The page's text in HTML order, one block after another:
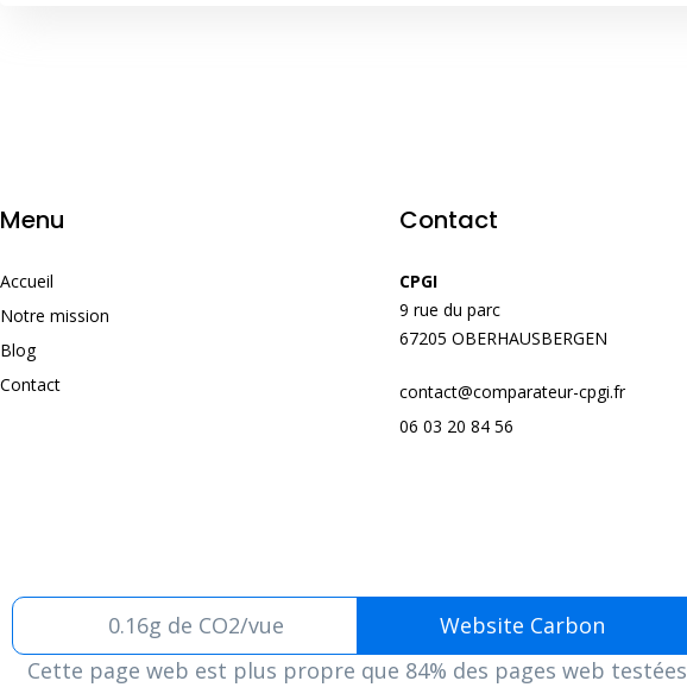
Menu
Accueil
Notre mission
Blog
Contact
Contact
CPGI
9 rue du parc
67205 OBERHAUSBERGEN
contact@comparateur-cpgi.fr
06 03 20 84 56
0.16g de CO2/vue
Website Carbon
Cette page web est plus propre que 84% des pages web testées